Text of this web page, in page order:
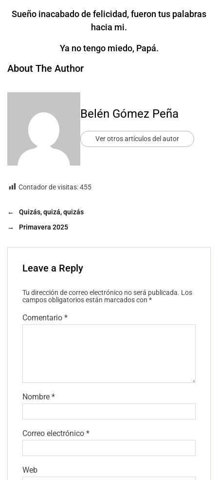
Sueño inacabado de felicidad, fueron tus palabras
hacia mi.
Ya no tengo miedo, Papá.
About The Author
Belén Gómez Peña
Ver otros artículos del autor
Contador de visitas:455
←
Quizás, quizá, quizás
→
Primavera 2025
Leave a Reply
Tu dirección de correo electrónico no será publicada. Los
campos obligatorios están marcados con *
Comentario *
Nombre *
Correo electrónico *
Web